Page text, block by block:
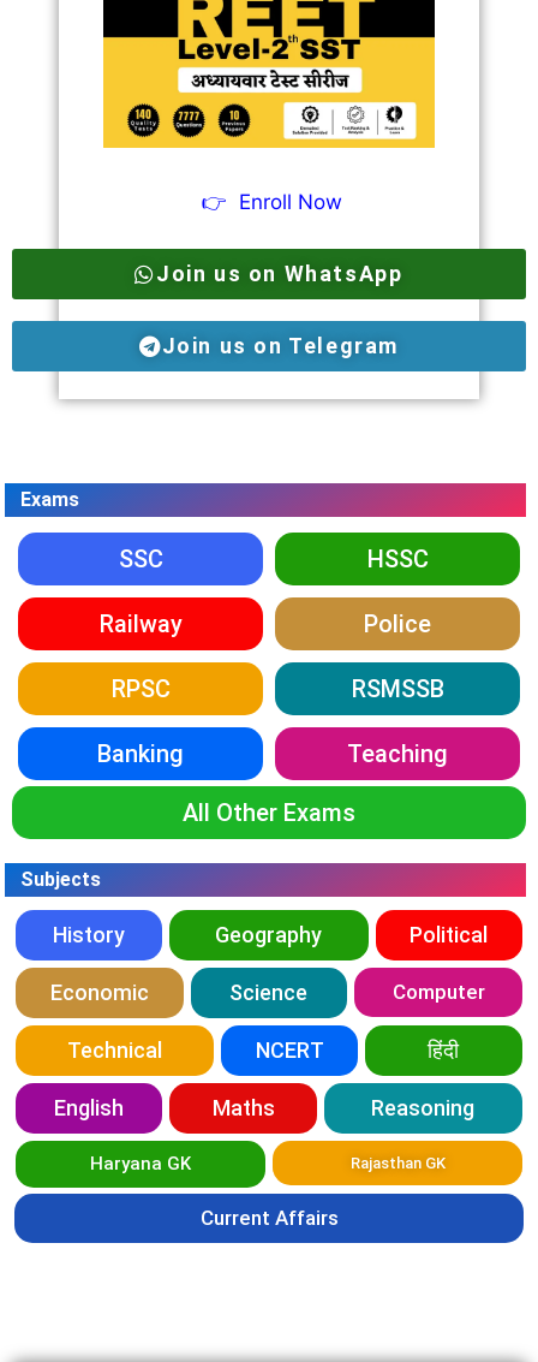
👉 Enroll Now
Join us on WhatsApp
Join us on Telegram
Exams
SSC HSSC
Railway Police
RPSC RSMSSB
Banking Teaching
All Other Exams
Subjects
History Geography Political
Economic Science Computer
Technical NCERT हिंदी
English Maths Reasoning
Haryana GK Rajasthan GK
Current Affairs